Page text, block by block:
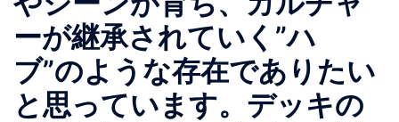
ーが継承されていく”ハ
ブ”のような存在でありたい
と思っています。デッキの